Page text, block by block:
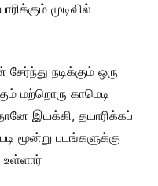
முடிவில்
நடிக்கும் ஒரு
மற்றொரு காமெடி
இயக்கி, தயாரிக்கப்
மூன்று படங்களுக்கு
உள்ளார்